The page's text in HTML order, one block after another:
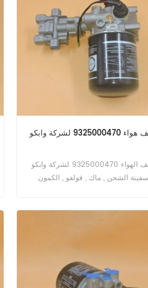
لشركة وابكو
مجفف الهواء 9325000470 لشركة وابكو